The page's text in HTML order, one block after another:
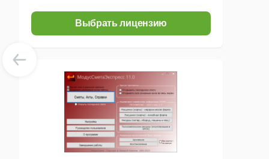
Выбрать лицензию